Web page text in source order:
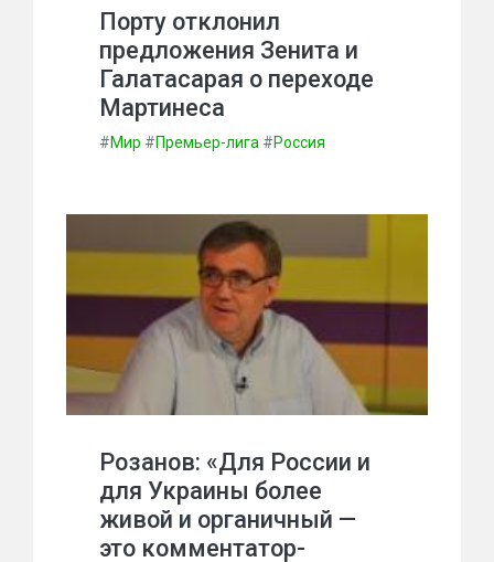
Порту отклонил
предложения Зенита и
Галатасарая о переходе
Мартинеса
#Мир #Премьер-лига #Россия
Розанов: «Для России и
для Украины более
живой и органичный —
это комментатор-